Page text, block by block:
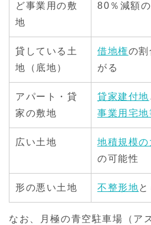
ど事業用の敷
地
80％減額
貸している土
地（底地）
借地権の
がる
アパート・貸
家の敷地
貸家建付地
事業用宅地
広い土地 地積規模
の可能性
形の悪い土地 不整形地
なお、月極の青空駐車場（ア